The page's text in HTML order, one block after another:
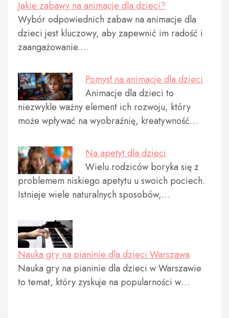
Jakie zabawy na animacje dla dzieci?
Wybór odpowiednich zabaw na animacje dla
dzieci jest kluczowy, aby zapewnić im radość i
zaangażowanie.…
Pomysł na animacje dla dzieci
Animacje dla dzieci to
niezwykle ważny element ich rozwoju, który
może wpływać na wyobraźnię, kreatywność…
Na apetyt dla dzieci
Wielu rodziców boryka się z
problemem niskiego apetytu u swoich pociech.
Istnieje wiele naturalnych sposobów,…
Nauka gry na pianinie dla dzieci Warszawa
Nauka gry na pianinie dla dzieci w Warszawie
to temat, który zyskuje na popularności w…